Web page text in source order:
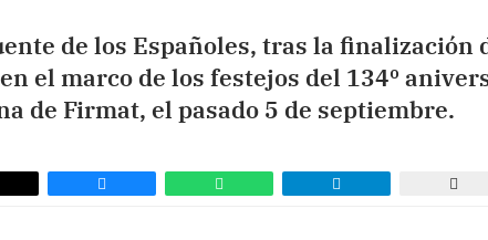
de los Españoles, tras la finalización
el marco de los festejos del 134º
de Firmat, el pasado 5 de septiembre.